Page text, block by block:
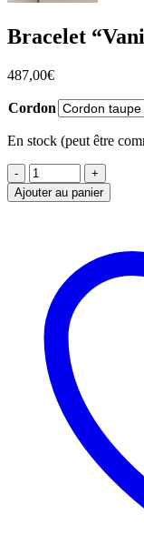
Bracelet
487,00€
Cordon
En stock (peut être
Ajouter au panier